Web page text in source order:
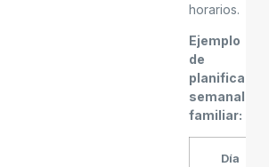
horarios.
Ejemplo
de
planificación
semanal
familiar:
Día